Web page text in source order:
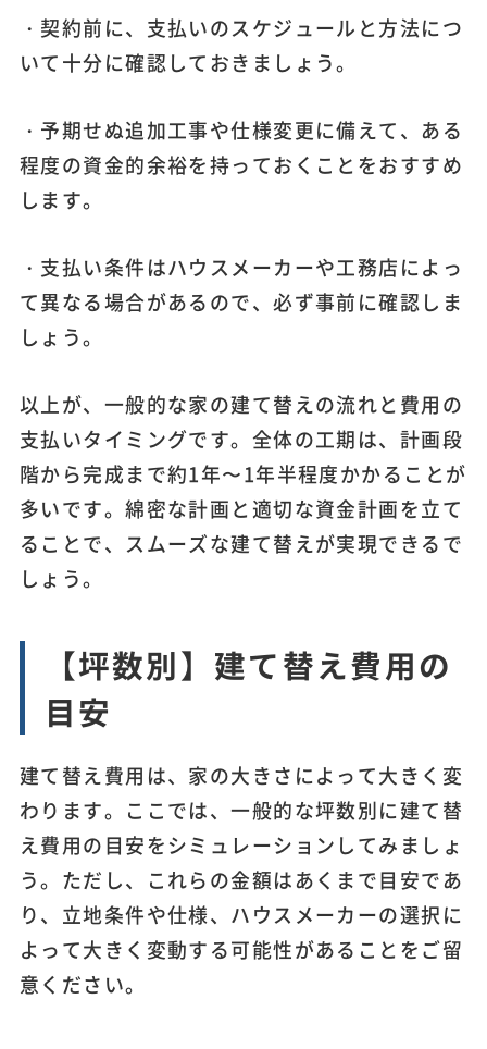
・契約前に、支払いのスケジュールと方法につ
いて十分に確認しておきましょう。
・予期せぬ追加工事や仕様変更に備えて、ある
程度の資金的余裕を持っておくことをおすすめ
します。
・支払い条件はハウスメーカーや工務店によっ
て異なる場合があるので、必ず事前に確認しま
しょう。
以上が、一般的な家の建て替えの流れと費用の
支払いタイミングです。全体の工期は、計画段
階から完成まで約1年〜1年半程度かかることが
多いです。綿密な計画と適切な資金計画を立て
ることで、スムーズな建て替えが実現できるで
しょう。
【坪数別】建て替え費用の
目安
建て替え費用は、家の大きさによって大きく変
わります。ここでは、一般的な坪数別に建て替
え費用の目安をシミュレーションしてみましょ
う。ただし、これらの金額はあくまで目安であ
り、立地条件や仕様、ハウスメーカーの選択に
よって大きく変動する可能性があることをご留
意ください。